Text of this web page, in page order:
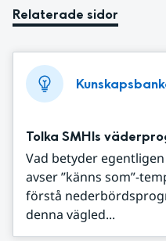
Relaterade sidor
Tolka SMHIs
Vad betyder
avser ”känns som”-
förstå
denna vägled...